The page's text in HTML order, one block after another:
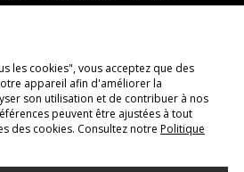
les cookies", vous acceptez que des
appareil afin d'améliorer la
son utilisation et de contribuer à nos
peuvent être ajustées à tout
des cookies. Consultez notre Politique